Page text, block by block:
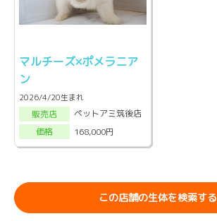
マルチーズ×ポメラニア
ン
2026/4/20生まれ
販売店
ペットアミ筑後店
価格
168,000円
この店舗の生体を検索する